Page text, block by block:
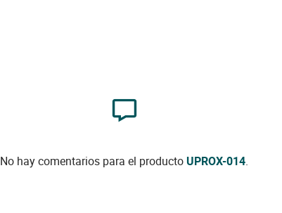
No hay comentarios para el productoUPROX-014.